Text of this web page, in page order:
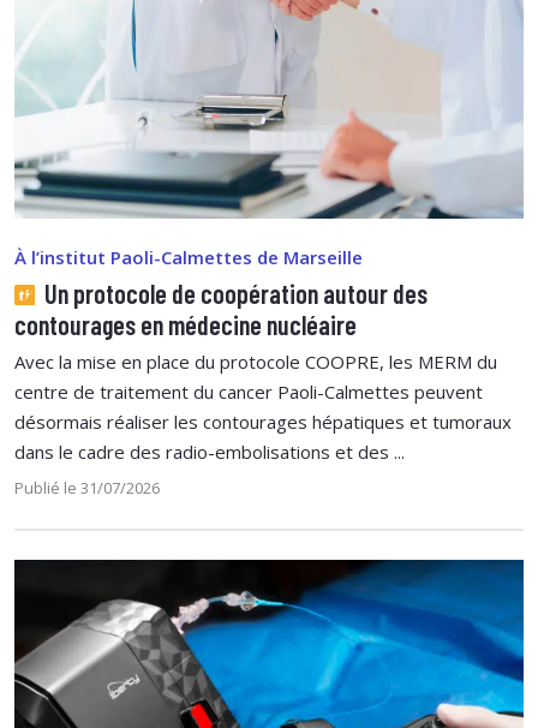
À l’institut Paoli-Calmettes de Marseille
Un protocole de coopération autour des
contourages en médecine nucléaire
Avec la mise en place du protocole COOPRE, les MERM du
centre de traitement du cancer Paoli-Calmettes peuvent
désormais réaliser les contourages hépatiques et tumoraux
dans le cadre des radio-embolisations et des ...
Publié le 31/07/2026